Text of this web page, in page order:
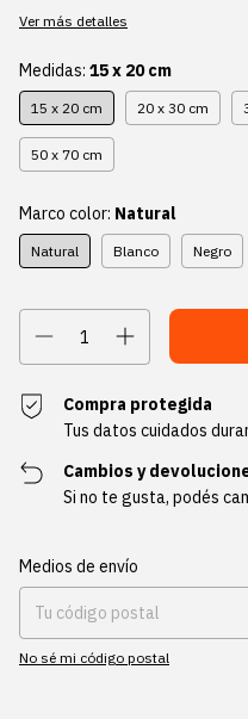
Ver más detalles
Medidas: 15 x 20 cm
15 x 20 cm 20 x 30 cm
50 x 70 cm
Marco color: Natural
Natural Blanco Negro
Compra protegida
Tus datos cuidados
Cambios y
Si no te gusta, podés
Entregas para el CP:
Medios de envío
No sé mi código postal